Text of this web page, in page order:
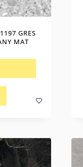
GRES
MAT